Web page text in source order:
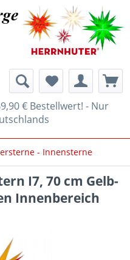
€ Bestellwert! - Nur
- Innensterne
I7, 70 cm Gelb-
Innenbereich